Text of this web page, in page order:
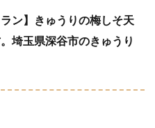
ラン】きゅうりの梅しそ天
埼玉県深谷市のきゅうり